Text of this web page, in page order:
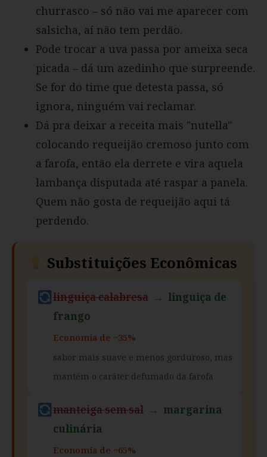
churrasco – só não vai me aparecer com
salsicha, aí não tem perdão.
Pode trocar a uva passa por ameixa seca
picada – dá um azedinho que surpreende.
Se for do time que detesta passa, só
ignora, ninguém vai reclamar.
Dá pra deixar a receita mais "nutella"
colocando requeijão cremoso junto com
a farofa, então ela derrete e vira aquela
lambança disputada até raspar a panela.
Quem não gosta de requeijão aqui tá
perdendo.
Substituições Econômicas
linguiça calabresa → linguiça de
frango
Economia de ~35%
sabor mais suave e menos gorduroso, mas
mantém o caráter defumado da farofa
manteiga sem sal → margarina
culinária
Economia de ~65%